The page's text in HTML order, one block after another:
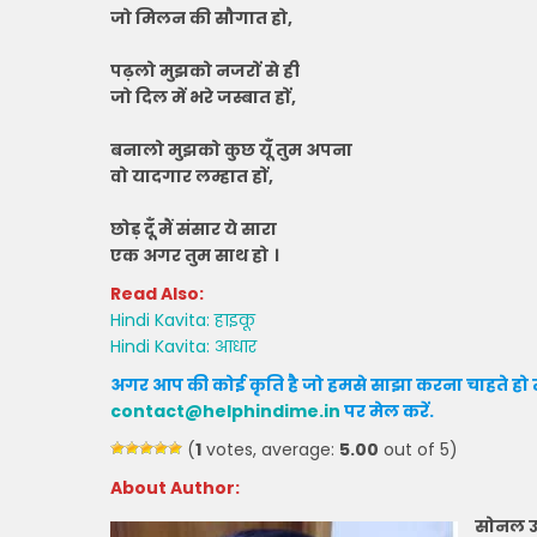
जो मिलन की सौगात हो,
पढ़लो मुझको नजरों से ही
जो दिल में भरे जस्बात हों,
बनालो मुझको कुछ यूँ तुम अपना
वो यादगार लम्हात हों,
छोड़ दूँ मैं संसार ये सारा
एक अगर तुम साथ हो ।
Read Also:
Hindi Kavita: हाइकू
Hindi Kavita: आधार
अगर आप की कोई कृति है जो हमसे साझा करना चाहते
contact@helphindime.in पर मेल करें.
(1 votes, average: 5.00 out of 5)
About Author:
सोनल